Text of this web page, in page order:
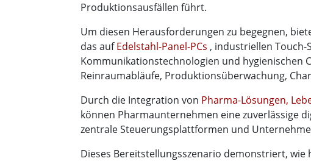
Produktionsausfällen führt.
Um diesen Herausforderungen zu begegnen,
das aufEdelstahl-Panel-PCs , industriellen
Kommunikationstechnologien und hygienischen
Reinraumabläufe, Produktionsüberwachung,
Durch die Integration von Pharma-Lösungen,
können Pharmaunternehmen eine zuverlässige
zentrale Steuerungsplattformen und
Dieses Bereitstellungsszenario demonstriert,